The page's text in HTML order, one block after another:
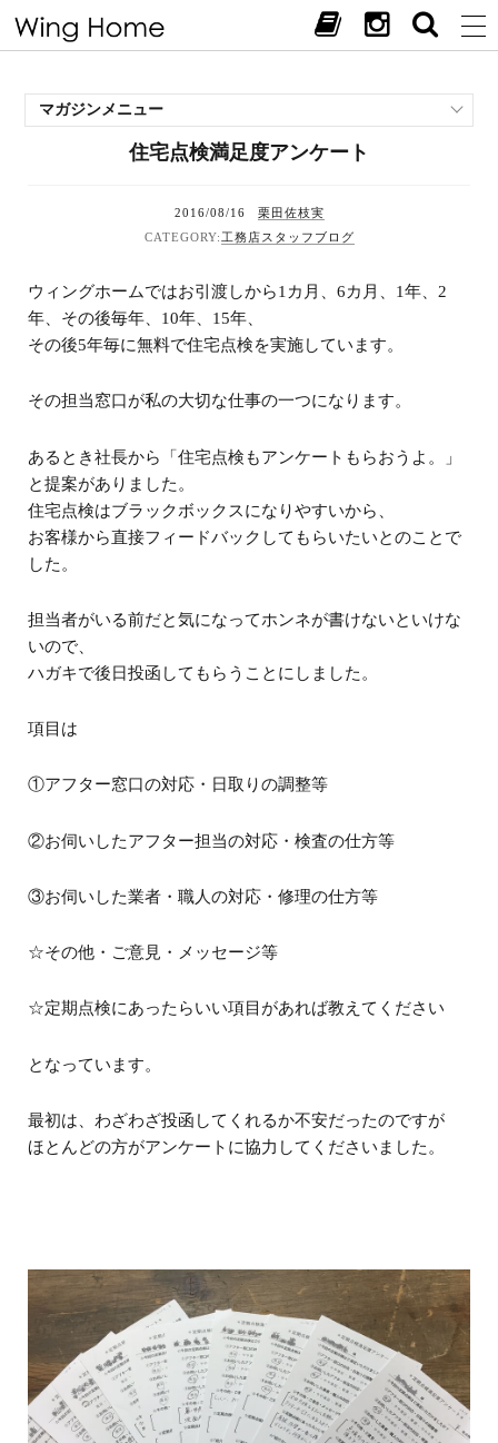
マガジンメニュー
見学会・イベント
オススメの土地
お施主様ブログ
住宅点検満足度アンケート
2016/08/16
栗田佐枝実
工務店スタッフブログ
ウィングホームではお引渡しから1カ月、6カ月、1年、2
年、その後毎年、10年、15年、
その後5年毎に無料で住宅点検を実施しています。
その担当窓口が私の大切な仕事の一つになります。
あるとき社長から「住宅点検もアンケートもらおうよ。」
と提案がありました。
住宅点検はブラックボックスになりやすいから、
お客様から直接フィードバックしてもらいたいとのことで
した。
担当者がいる前だと気になってホンネが書けないといけな
いので、
ハガキで後日投函してもらうことにしました。
項目は
①アフター窓口の対応・日取りの調整等
②お伺いしたアフター担当の対応・検査の仕方等
③お伺いした業者・職人の対応・修理の仕方等
☆その他・ご意見・メッセージ等
☆定期点検にあったらいい項目があれば教えてください
となっています。
最初は、わざわざ投函してくれるか不安だったのですが
ほとんどの方がアンケートに協力してくださいました。